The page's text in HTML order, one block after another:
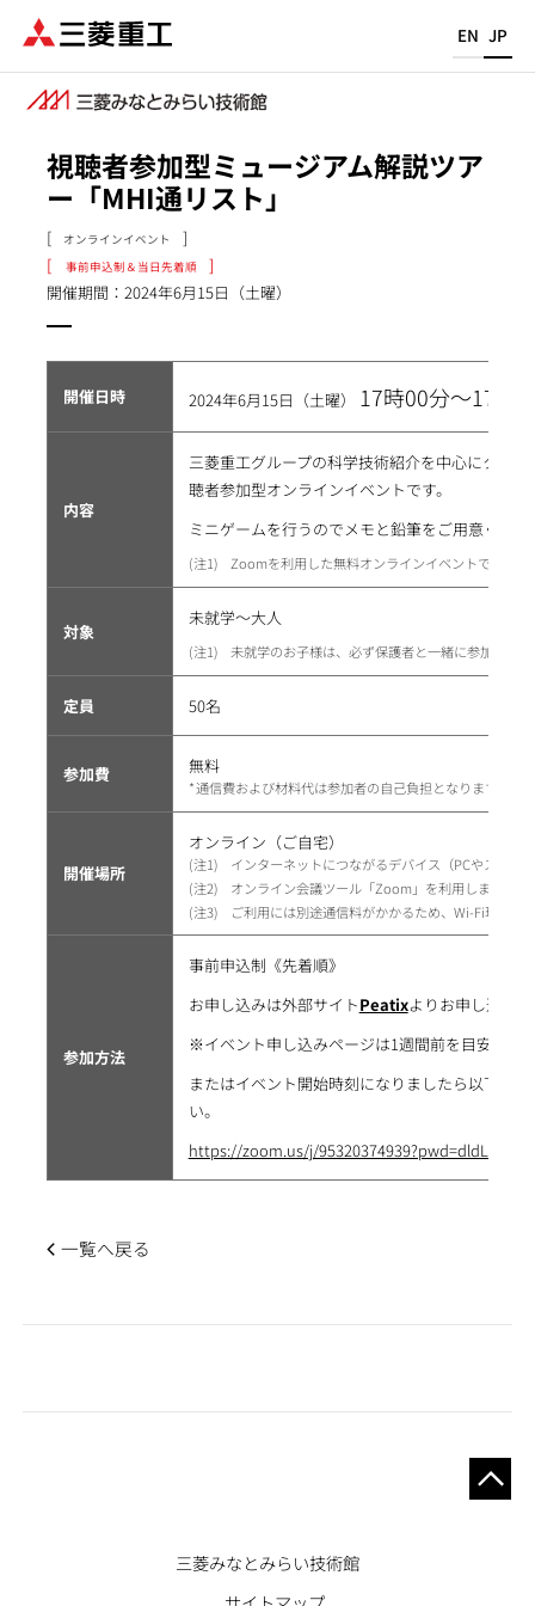
EN JP
視聴者参加型ミュージアム解説ツア
ー「MHI通リスト」
オンラインイベント
事前申込制＆当日先着順
開催期間：2024年6月15日（土曜）
開催日時 2024年6月15日（土曜） 17時00分～17時
内容
三菱重工グループの科学技術紹介を中心にクイ
聴者参加型オンラインイベントです。
ミニゲームを行うのでメモと鉛筆をご用意くださ
1 Zoomを利用した無料オンラインイベントです。
対象
未就学～大人
1 未就学のお子様は、必ず保護者と一緒に参加をお
定員 50名
参加費 無料
通信費および材料代は参加者の自己負担となります。
開催場所
オンライン（ご自宅）
1
インターネットにつながるデバイス（PCやスマー
2
オンライン会議ツール「Zoom」を利用します。
3
ご利用には別途通信料がかかるため、Wi-Fi環境等
参加方法
事前申込制《先着順》
お申し込みは外部サイトPeatixよりお申し込み
※イベント申し込みページは1週間前を目安に随
またはイベント開始時刻になりましたら以下の
い。
https://zoom.us/j/
一覧へ戻る
三菱みなとみらい技術館